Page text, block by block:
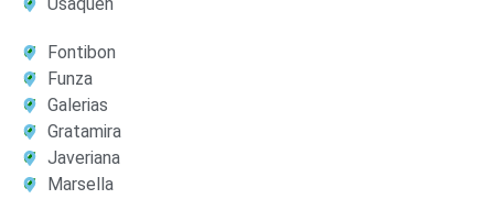
Fontibon
Funza
Galerias
Gratamira
Javeriana
Marsella